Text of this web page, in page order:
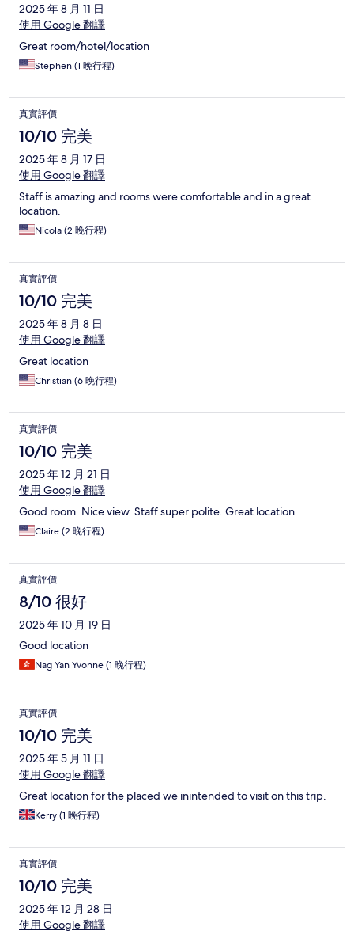
2025 年 8 月 11 日
使用 Google 翻譯
Great room/hotel/location
Stephen (1 晚行程)
真實評價
10/10 完美
2025 年 8 月 17 日
使用 Google 翻譯
Staff is amazing and rooms were comfortable and in a great
location.
Nicola (2 晚行程)
真實評價
10/10 完美
2025 年 8 月 8 日
使用 Google 翻譯
Great location
Christian (6 晚行程)
真實評價
10/10 完美
2025 年 12 月 21 日
使用 Google 翻譯
Good room. Nice view. Staff super polite. Great location
Claire (2 晚行程)
真實評價
8/10 很好
2025 年 10 月 19 日
Good location
Nag Yan Yvonne (1 晚行程)
真實評價
10/10 完美
2025 年 5 月 11 日
使用 Google 翻譯
Great location for the placed we inintended to visit on this trip.
Kerry (1 晚行程)
真實評價
10/10 完美
2025 年 12 月 28 日
使用 Google 翻譯